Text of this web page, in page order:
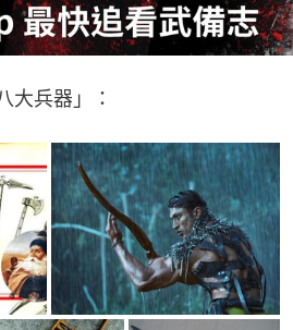
大兵器」：